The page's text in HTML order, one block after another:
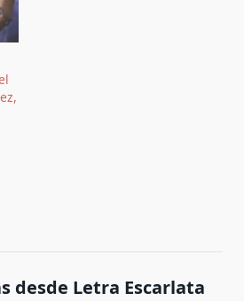
desde Letra Escarlata